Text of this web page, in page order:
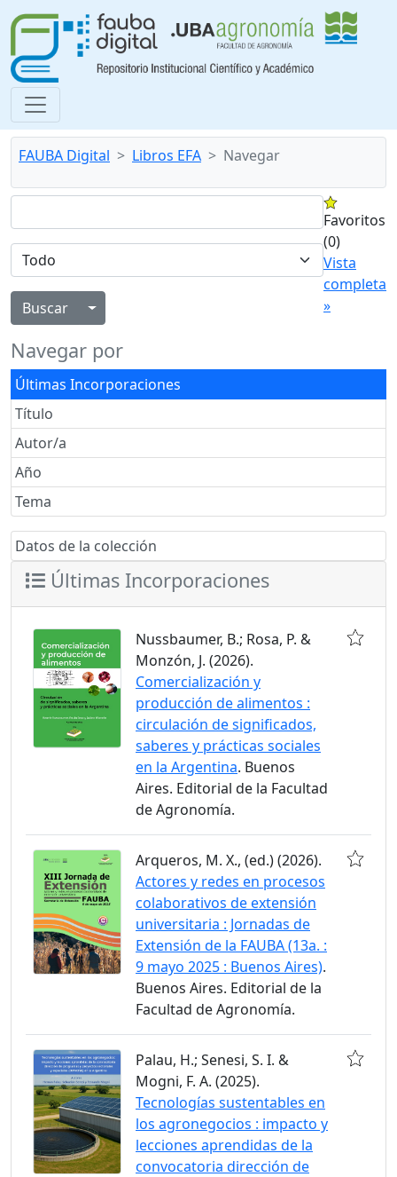
FAUBA Digital Libros EFA Navegar
Alternar menú desplegable
Favoritos
(0)
Vista
completa
»
Navegar por
Últimas Incorporaciones
Título
Autor/a
Año
Tema
Datos de la colección
Últimas Incorporaciones
Nussbaumer, B.; Rosa, P. &
Monzón, J. (2026).
Comercialización y
producción de alimentos :
circulación de significados,
saberes y prácticas sociales
en la Argentina. Buenos
Aires. Editorial de la Facultad
de Agronomía.
Arqueros, M. X., (ed.) (2026).
Actores y redes en procesos
colaborativos de extensión
universitaria : Jornadas de
Extensión de la FAUBA (13a. :
9 mayo 2025 : Buenos Aires).
Buenos Aires. Editorial de la
Facultad de Agronomía.
Palau, H.; Senesi, S. I. &
Mogni, F. A. (2025).
Tecnologías sustentables en
los agronegocios : impacto y
lecciones aprendidas de la
convocatoria dirección de